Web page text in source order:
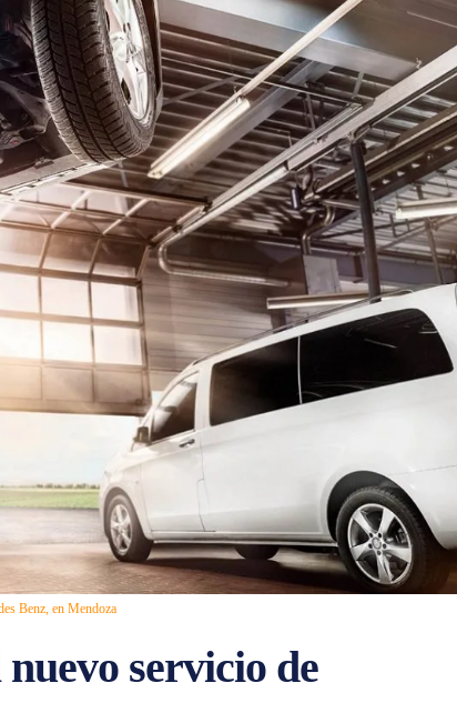
Benz, en Mendoza
servicio de